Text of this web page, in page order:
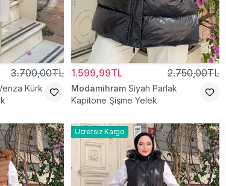
3.700,00TL
Kürk
1.599,99TL 2.750,00TL
Modamihram Siyah Parlak
Kapitone Şişme Yelek
Ücretsiz Kargo